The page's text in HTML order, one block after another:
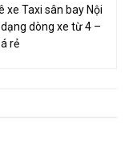
xe Taxi sân bay Nội
dòng xe từ 4 –
rẻ